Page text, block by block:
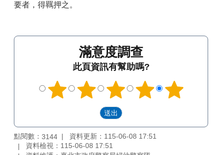
要者，得羈押之。
滿意度調查
此頁資訊有幫助嗎?
點閱數： 3144
資料更新：115-06-08 17:51
資料檢視：115-06-08 17:51